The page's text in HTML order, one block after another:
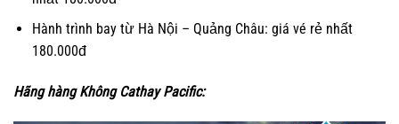
Hành trình bay từ Hà Nội – Quảng Châu: giá vé rẻ nhất
180.000đ
Hãng hàng Không Cathay Pacific: